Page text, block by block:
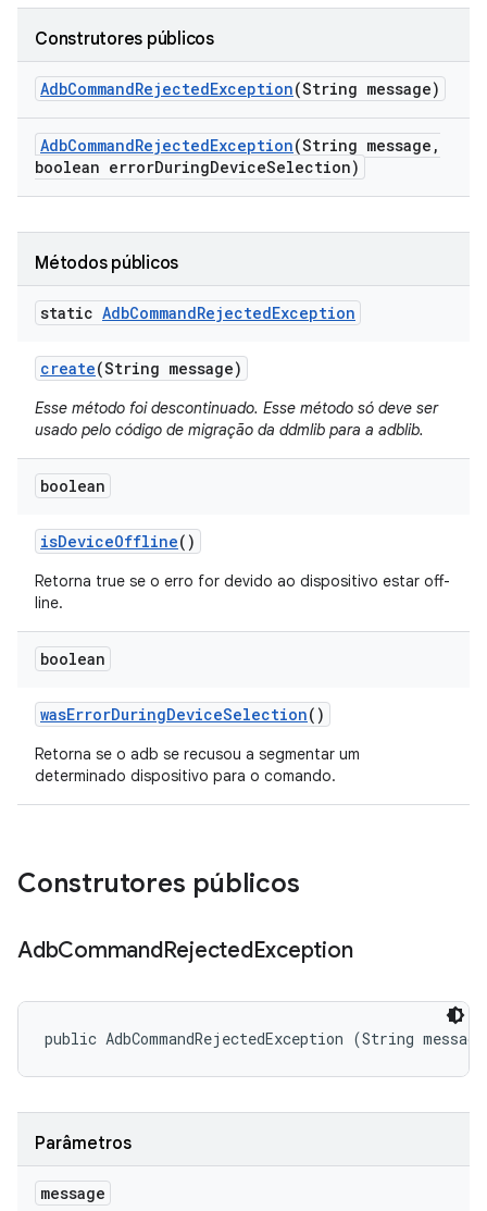
Construtores públicos
AdbCommandRejectedException(String message)
AdbCommandRejectedException(String message ,
boolean errorDuringDeviceSelection)
Métodos públicos
static AdbCommandRejectedException
create(String message)
Esse método foi descontinuado. Esse método só deve ser
usado pelo código de migração da ddmlib para a adblib.
boolean
isDeviceOffline()
Retorna true se o erro for devido ao dispositivo estar off-
line.
boolean
wasErrorDuringDeviceSelection()
Retorna se o adb se recusou a segmentar um
determinado dispositivo para o comando.
Construtores públicos
AdbCommandRejectedException
public AdbCommandRejectedException (String
Parâmetros
message